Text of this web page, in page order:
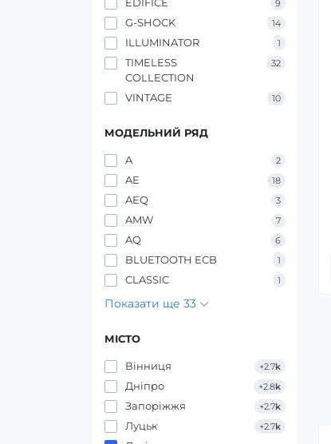
9
G-SHOCK 14
ILLUMINATOR 1
TIMELESS
COLLECTION
32
VINTAGE 10
МОДЕЛЬНИЙ РЯД
A 2
AE 18
AEQ 3
AMW 7
AQ 6
BLUETOOTH ECB 1
CLASSIC 1
Показати ще 33
МІСТО
Вінниця +2.7k
Дніпро +2.8k
Запоріжжя +2.7k
Луцьк +2.7k